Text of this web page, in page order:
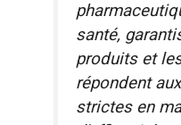
santé,
produits et
répondent
strictes en